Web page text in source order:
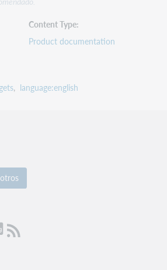
Content Type
Product documentation
language:english